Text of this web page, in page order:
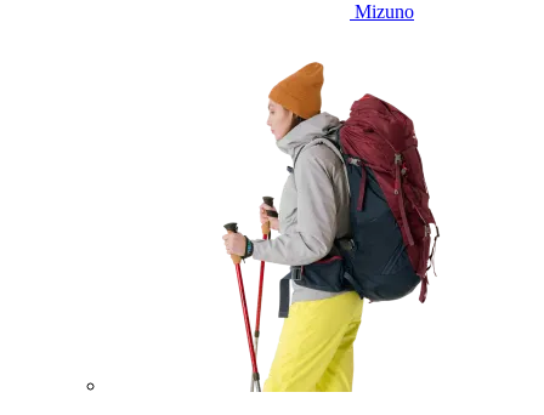
Mizuno